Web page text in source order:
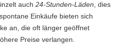
auch 24-Stunden-Läden , dies
Einkäufe bieten sich
an, die oft länger geöffnet
Preise verlangen.